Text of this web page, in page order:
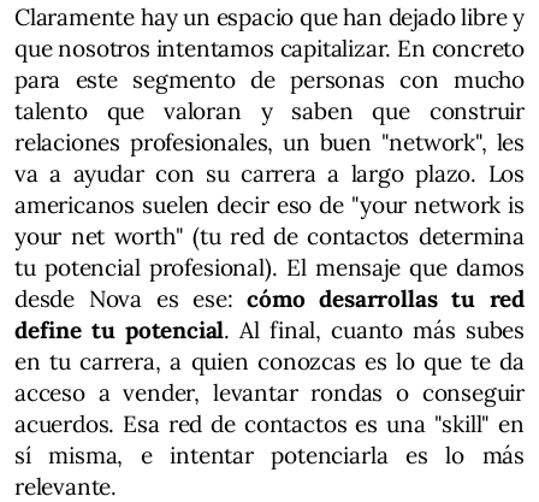
Claramente hay un espacio que han dejado libre y
que nosotros intentamos capitalizar. En concreto
para este segmento de personas con mucho
talento que valoran y saben que construir
relaciones profesionales, un buen "network", les
va a ayudar con su carrera a largo plazo. Los
americanos suelen decir eso de "your network is
your net worth" (tu red de contactos determina
tu potencial profesional). El mensaje que damos
desde Nova es ese:cómo desarrollas tu red
define tu potencial. Al final, cuanto más subes
en tu carrera, a quien conozcas es lo que te da
acceso a vender, levantar rondas o conseguir
acuerdos. Esa red de contactos es una "skill" en
sí misma, e intentar potenciarla es lo más
relevante.